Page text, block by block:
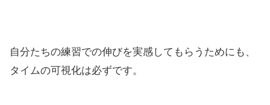
自分たちの練習での伸びを実感してもらうためにも、
タイムの可視化は必ずです。